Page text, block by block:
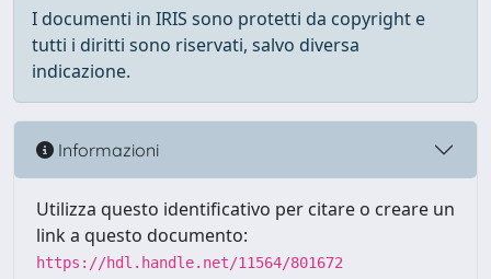
I documenti in IRIS sono protetti da copyright e
tutti i diritti sono riservati, salvo diversa
indicazione.
Informazioni
Utilizza questo identificativo per citare o creare un
link a questo documento:
https://hdl.handle.net/11564/801672